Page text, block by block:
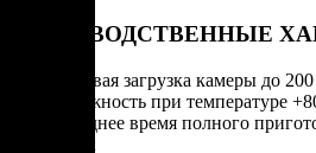
ПРОИЗВОДСТВЕННЫЕ
Разовая загрузка камеры до
Влажность при температуре
Среднее время полного